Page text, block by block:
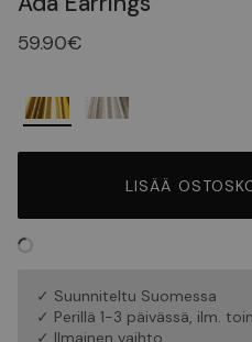
59.90€
LISÄÄ
✓ Suunniteltu Suomessa
✓ Perillä 1-3 päivässä, ilm.
✓ Ilmainen vaihto